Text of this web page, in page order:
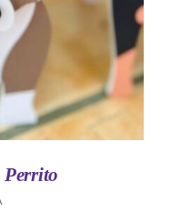
Perrito